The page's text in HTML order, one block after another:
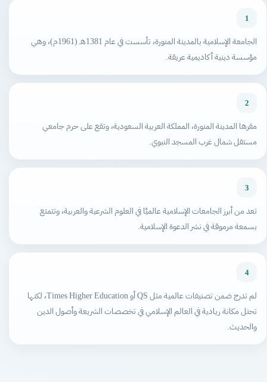
1
الجامعة الإسلامية بالمدينة المنورة، تأسست في عام 1381هـ (1961م)، وهي
مؤسسة دينية أكاديمية عريقة.
2
مقرها المدينة المنورة، المملكة العربية السعودية، وتقع على حرم جامعي
مستقل شمال غرب المسجد النبوي.
3
تعد من أبرز الجامعات الإسلامية عالميًا في العلوم الشرعية والعربية، وتتمتع
بسمعة مرموقة في نشر الدعوة الإسلامية.
4
لم تدرج ضمن تصنيفات عالمية مثل QS أو Times Higher Education، لكنها
تحتل مكانة ريادية في العالم الإسلامي في تخصصات الشريعة وأصول الدين
والحديث.